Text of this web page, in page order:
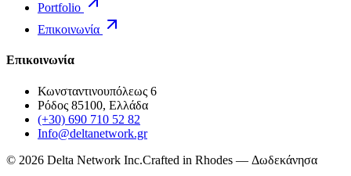
Portfolio
Επικοινωνία
Επικοινωνία
Κωνσταντινουπόλεως 6
Ρόδος 85100, Ελλάδα
(+30) 690 710 52 82
Info@deltanetwork.gr
© 2026 Delta Network Inc.Crafted in Rhodes — Δωδεκάνησα